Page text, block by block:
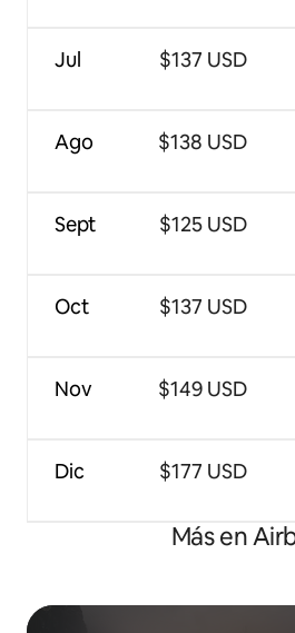
Jul
Ago
Sept
Oct
Nov
Dic
$137 USD
$138 USD
$125 USD
$137 USD
$149 USD
$177 USD
Más en